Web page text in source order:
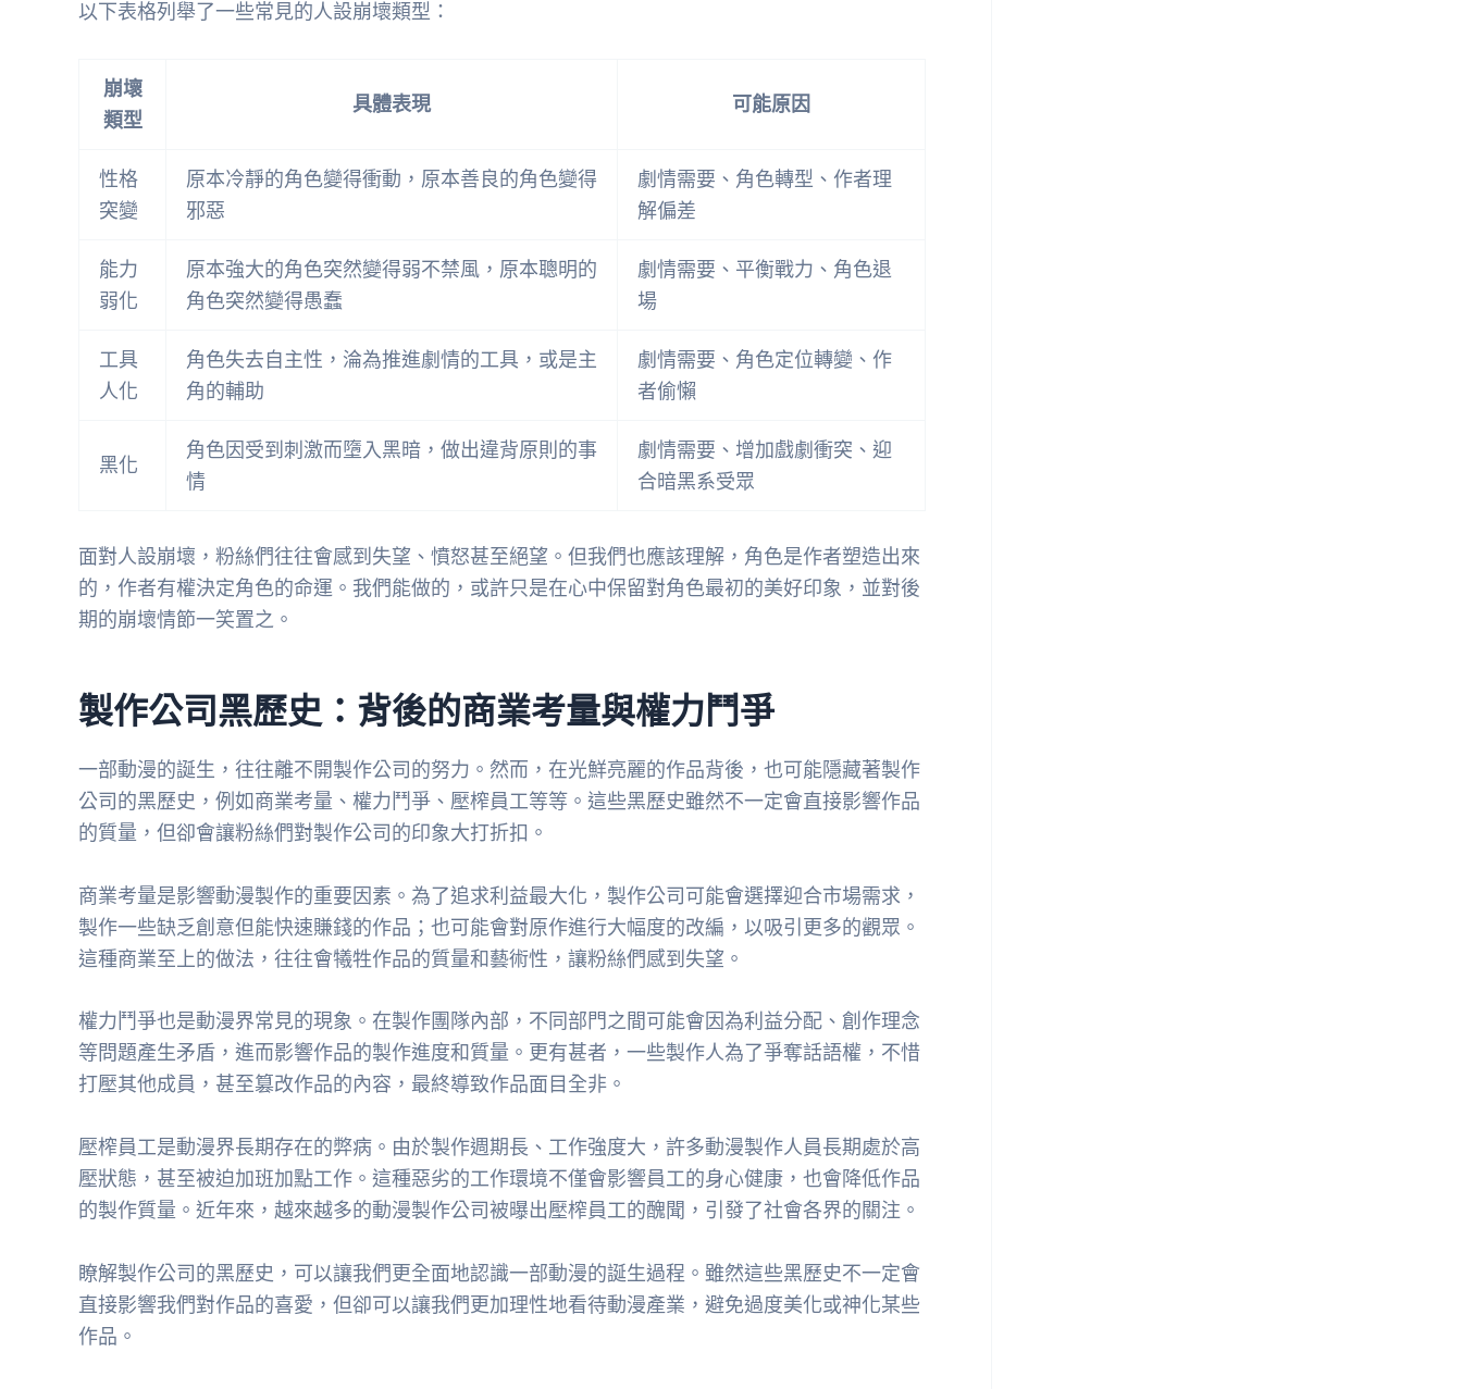
以下表格列舉了一些常見的人設崩壞類型：
崩壞
類型
具體表現 可能原因
性格
突變
原本冷靜的角色變得衝動，原本善良的角色變得
邪惡
劇情需要、角色轉型、作者理
解偏差
能力
弱化
原本強大的角色突然變得弱不禁風，原本聰明的
角色突然變得愚蠢
劇情需要、平衡戰力、角色退
場
工具
人化
角色失去自主性，淪為推進劇情的工具，或是主
角的輔助
劇情需要、角色定位轉變、作
者偷懶
黑化
角色因受到刺激而墮入黑暗，做出違背原則的事
情
劇情需要、增加戲劇衝突、迎
合暗黑系受眾
面對人設崩壞，粉絲們往往會感到失望、憤怒甚至絕望。但我們也應該理解，角色是作者塑造出來
的，作者有權決定角色的命運。我們能做的，或許只是在心中保留對角色最初的美好印象，並對後
期的崩壞情節一笑置之。
製作公司黑歷史：背後的商業考量與權力鬥爭
一部動漫的誕生，往往離不開製作公司的努力。然而，在光鮮亮麗的作品背後，也可能隱藏著製作
公司的黑歷史，例如商業考量、權力鬥爭、壓榨員工等等。這些黑歷史雖然不一定會直接影響作品
的質量，但卻會讓粉絲們對製作公司的印象大打折扣。
商業考量是影響動漫製作的重要因素。為了追求利益最大化，製作公司可能會選擇迎合市場需求，
製作一些缺乏創意但能快速賺錢的作品；也可能會對原作進行大幅度的改編，以吸引更多的觀眾。
這種商業至上的做法，往往會犧牲作品的質量和藝術性，讓粉絲們感到失望。
權力鬥爭也是動漫界常見的現象。在製作團隊內部，不同部門之間可能會因為利益分配、創作理念
等問題產生矛盾，進而影響作品的製作進度和質量。更有甚者，一些製作人為了爭奪話語權，不惜
打壓其他成員，甚至篡改作品的內容，最終導致作品面目全非。
壓榨員工是動漫界長期存在的弊病。由於製作週期長、工作強度大，許多動漫製作人員長期處於高
壓狀態，甚至被迫加班加點工作。這種惡劣的工作環境不僅會影響員工的身心健康，也會降低作品
的製作質量。近年來，越來越多的動漫製作公司被曝出壓榨員工的醜聞，引發了社會各界的關注。
瞭解製作公司的黑歷史，可以讓我們更全面地認識一部動漫的誕生過程。雖然這些黑歷史不一定會
直接影響我們對作品的喜愛，但卻可以讓我們更加理性地看待動漫產業，避免過度美化或神化某些
作品。